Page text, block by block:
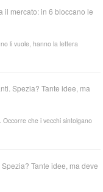
il mercato: in 6 bloccano le
li vuole, hanno la lettera
Spezia? Tante idee, ma
che i vecchi sintolgano
Tante idee, ma deve